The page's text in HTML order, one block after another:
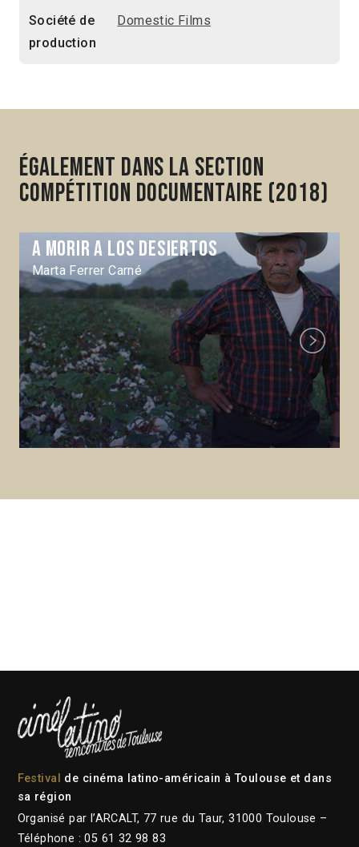
Société de
production
Domestic Films
Également dans la section
Compétition Documentaire (2018)
A morir a los desiertos
Marta Ferrer Carné
Next
Festival
de cinéma latino-américain à Toulouse et dans
sa région
Organisé par l’ARCALT, 77 rue du Taur, 31000 Toulouse –
Téléphone : 05 61 32 98 83